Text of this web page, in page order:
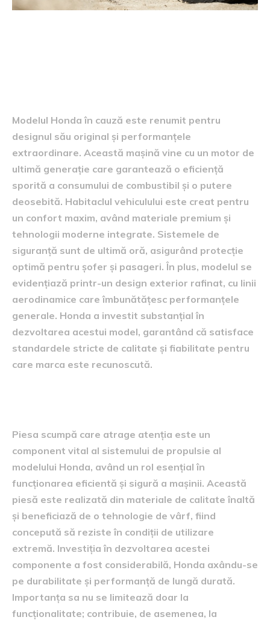
Modelul Honda în cauză este renumit pentru
designul său original și performanțele
extraordinare. Această mașină vine cu un motor de
ultimă generație care garantează o eficiență
sporită a consumului de combustibil și o putere
deosebită. Habitaclul vehiculului este creat pentru
un confort maxim, având materiale premium și
tehnologii moderne integrate. Sistemele de
siguranță sunt de ultimă oră, asigurând protecție
optimă pentru șofer și pasageri. În plus, modelul se
evidențiază printr-un design exterior rafinat, cu linii
aerodinamice care îmbunătățesc performanțele
generale. Honda a investit substanțial în
dezvoltarea acestui model, garantând că satisface
standardele stricte de calitate și fiabilitate pentru
care marca este recunoscută.
Piesa scumpă care atrage atenția este un
component vital al sistemului de propulsie al
modelului Honda, având un rol esențial în
funcționarea eficientă și sigură a mașinii. Această
piesă este realizată din materiale de calitate înaltă
și beneficiază de o tehnologie de vârf, fiind
concepută să reziste în condiții de utilizare
extremă. Investiția în dezvoltarea acestei
componente a fost considerabilă, Honda axându-se
pe durabilitate și performanță de lungă durată.
Importanța sa nu se limitează doar la
funcționalitate; contribuie, de asemenea, la